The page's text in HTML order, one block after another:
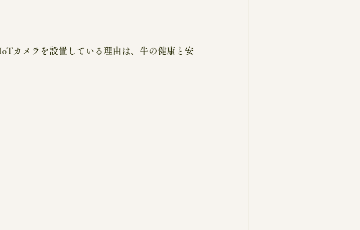
カメラを設置している理由は、牛の健康と安